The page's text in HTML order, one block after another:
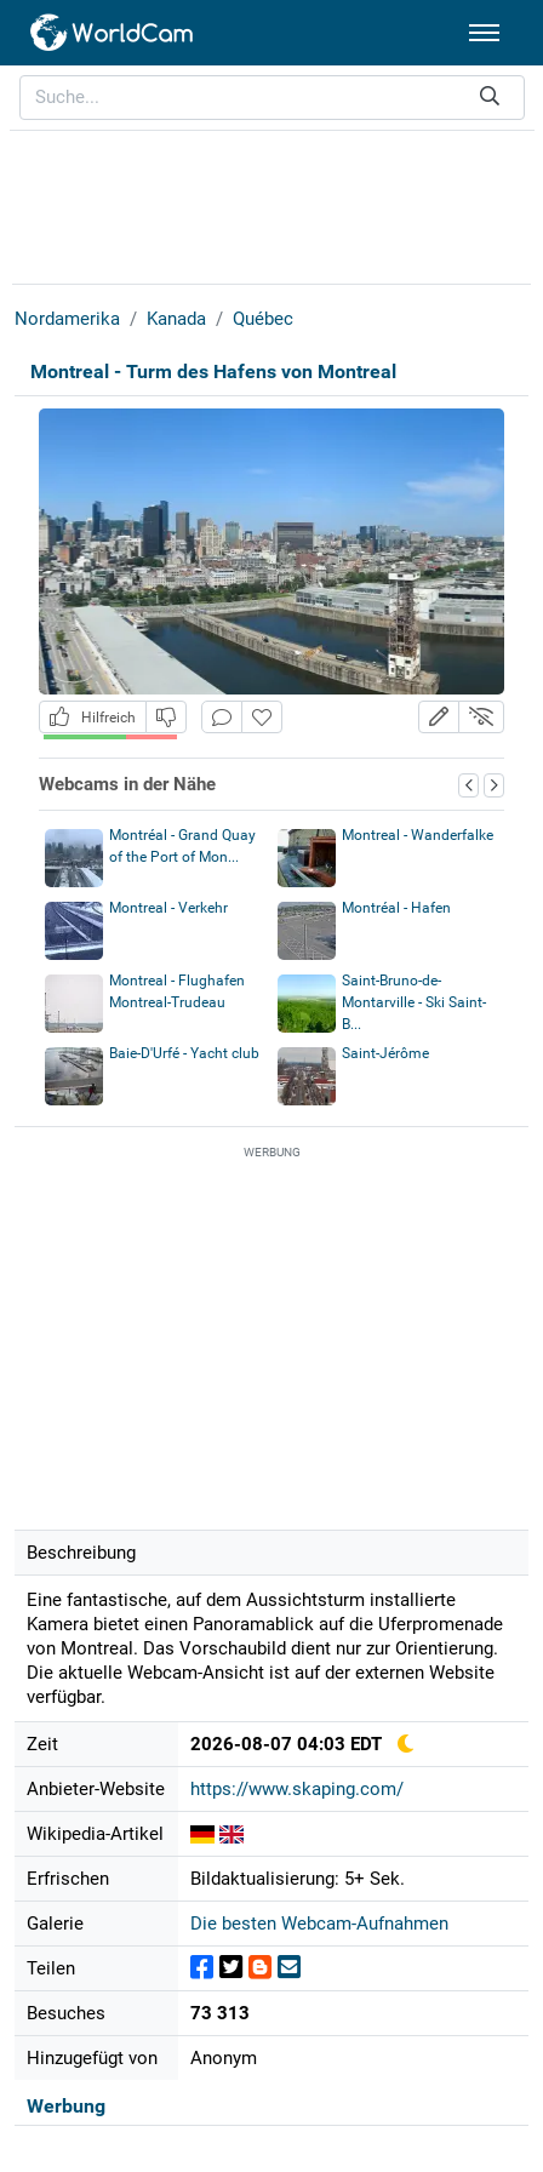
Nordamerika Kanada Québec
Montreal - Turm des Hafens von Montreal
Hilfreich
Webcams in der Nähe
Montréal - Grand Quay
of the Port of Mon...
Montreal - Wanderfalke
Montreal - Verkehr Montréal - Hafen
Montreal - Flughafen
Montreal-Trudeau
Saint-Bruno-de-
Montarville - Ski Saint-
B...
Baie-D'Urfé - Yacht club
Saint-Jérôme
WERBUNG
Beschreibung
Eine fantastische, auf dem Aussichtsturm installierte
Kamera bietet einen Panoramablick auf die Uferpromenade
von Montreal. Das Vorschaubild dient nur zur Orientierung.
Die aktuelle Webcam-Ansicht ist auf der externen Website
verfügbar.
Zeit 2026-08-07 04:03 EDT
Anbieter-Website https://www.skaping.com/
Wikipedia-Artikel
Erfrischen Bildaktualisierung: 5+ Sek.
Galerie Die besten Webcam-Aufnahmen
Teilen
Besuches 73 313
Hinzugefügt von Anonym
Werbung